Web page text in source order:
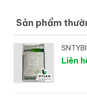
Sản phẩm
- Vi
Liên